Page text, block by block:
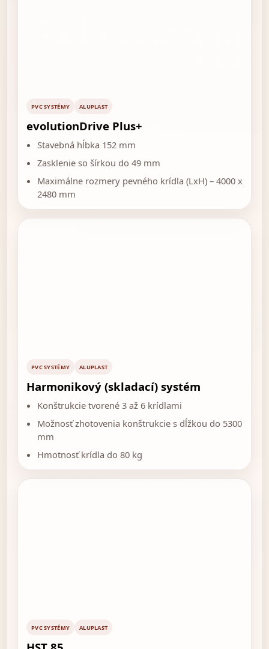
PVC SYSTÉMY ALUPLAST
evolutionDrive Plus+
Stavebná hĺbka 152 mm
Zasklenie so šírkou do 49 mm
Maximálne rozmery pevného krídla (LxH) – 4000 x
2480 mm
PVC SYSTÉMY ALUPLAST
Harmonikový (skladací) systém
Konštrukcie tvorené 3 až 6 krídlami
Možnosť zhotovenia konštrukcie s dĺžkou do 5300
mm
Hmotnosť krídla do 80 kg
PVC SYSTÉMY ALUPLAST